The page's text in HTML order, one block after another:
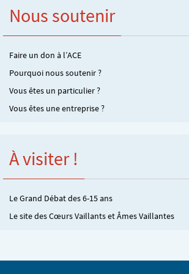
Nous soutenir
Faire un don à l’ACE
Pourquoi nous soutenir ?
Vous êtes un particulier ?
Vous êtes une entreprise ?
À visiter !
Le Grand Débat des 6-15 ans
Le site des Cœurs Vaillants et Âmes Vaillantes